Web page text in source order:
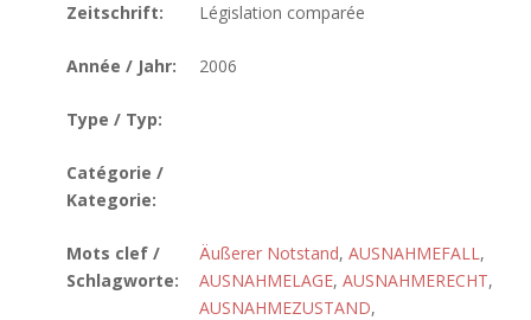
Zeitschrift:
Législation comparée
Année / Jahr: 2006
Type / Typ:
Catégorie /
Kategorie:
Mots clef /
Schlagworte:
Äußerer Notstand, AUSNAHMEFALL,
AUSNAHMELAGE, AUSNAHMERECHT,
AUSNAHMEZUSTAND,